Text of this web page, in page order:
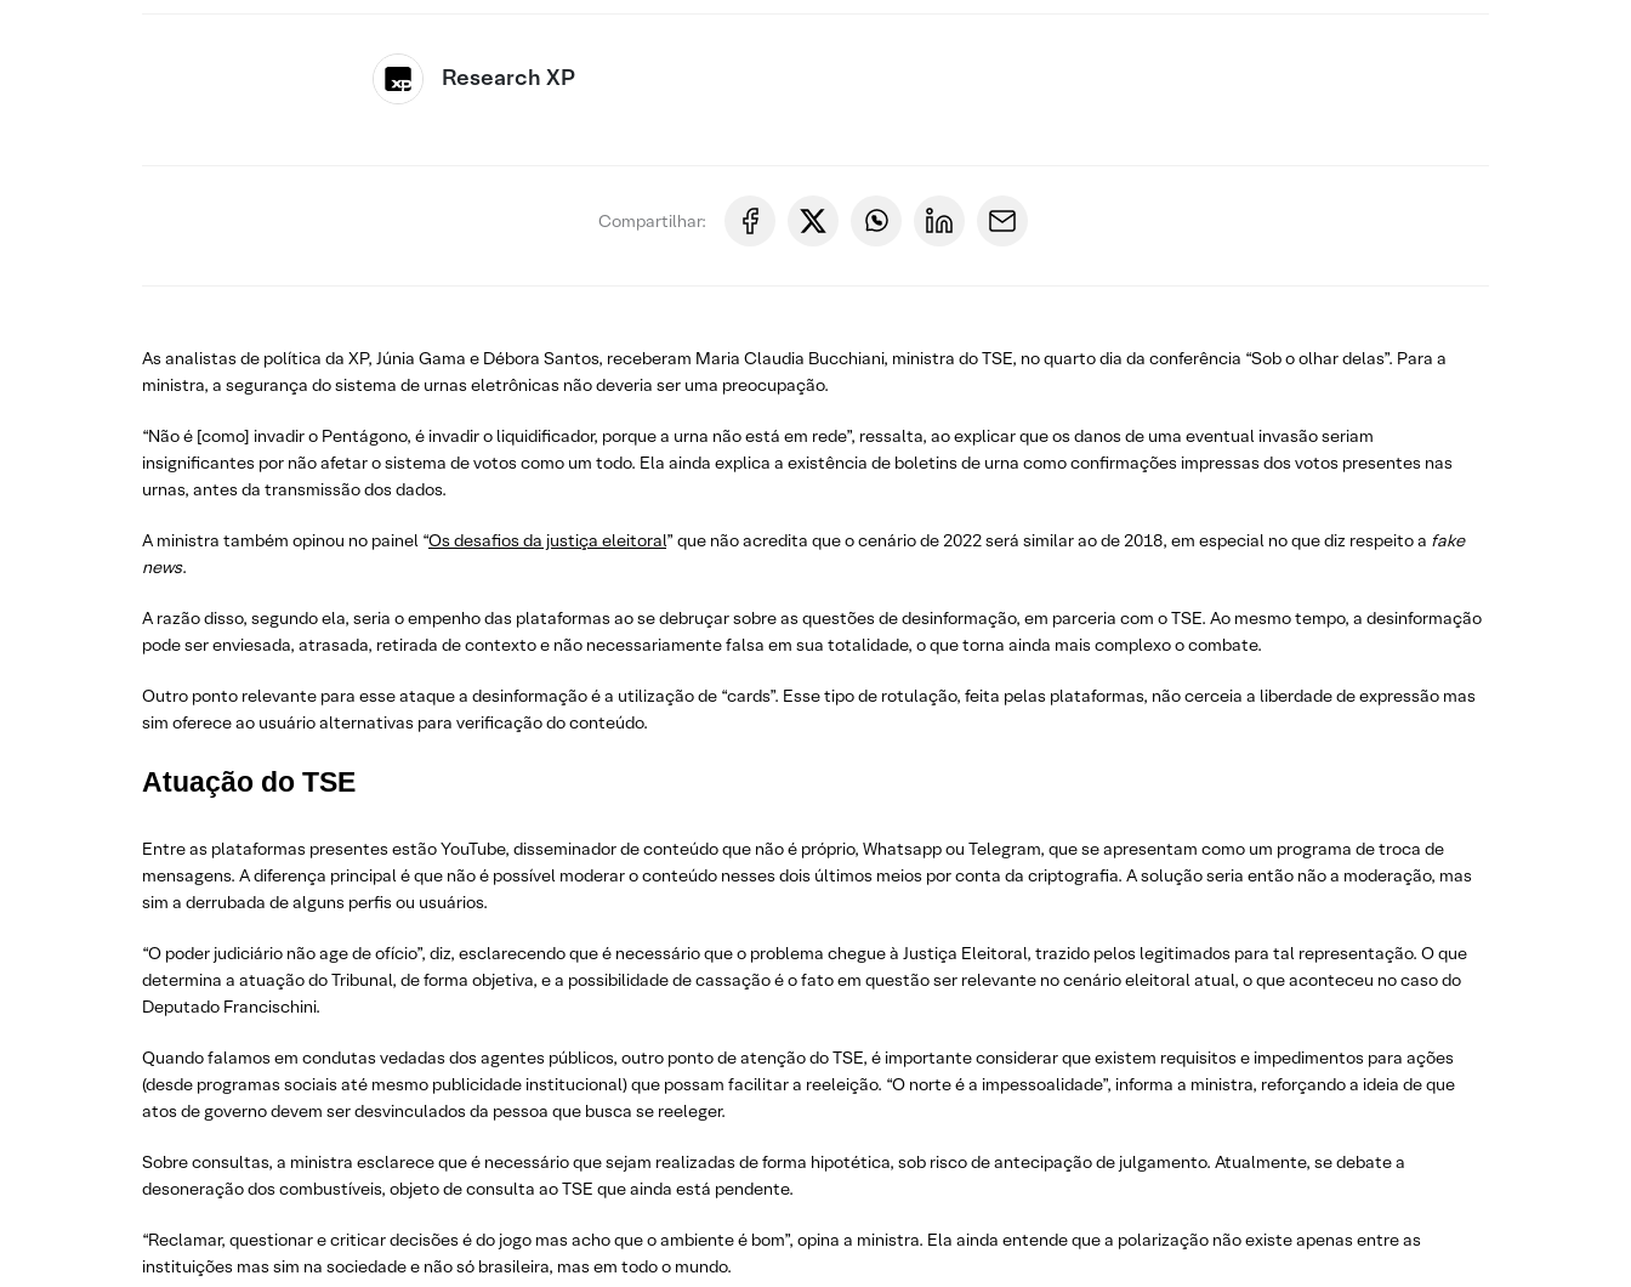
Research XP
Compartilhar:
As analistas de política da XP, Júnia Gama e Débora Santos, receberam Maria Claudia Bucchiani, ministra do TSE, no quarto dia da conferência “Sob o olhar delas”. Para a
ministra, a segurança do sistema de urnas eletrônicas não deveria ser uma preocupação.
“Não é [como] invadir o Pentágono, é invadir o liquidificador, porque a urna não está em rede”, ressalta, ao explicar que os danos de uma eventual invasão seriam
insignificantes por não afetar o sistema de votos como um todo. Ela ainda explica a existência de boletins de urna como confirmações impressas dos votos presentes nas
urnas, antes da transmissão dos dados.
A ministra também opinou no painel “Os desafios da justiça eleitoral” que não acredita que o cenário de 2022 será similar ao de 2018, em especial no que diz respeito a fake
news.
A razão disso, segundo ela, seria o empenho das plataformas ao se debruçar sobre as questões de desinformação, em parceria com o TSE. Ao mesmo tempo, a desinformação
pode ser enviesada, atrasada, retirada de contexto e não necessariamente falsa em sua totalidade, o que torna ainda mais complexo o combate.
Outro ponto relevante para esse ataque a desinformação é a utilização de “cards”. Esse tipo de rotulação, feita pelas plataformas, não cerceia a liberdade de expressão mas
sim oferece ao usuário alternativas para verificação do conteúdo.
Atuação do TSE
Entre as plataformas presentes estão YouTube, disseminador de conteúdo que não é próprio, Whatsapp ou Telegram, que se apresentam como um programa de troca de
mensagens. A diferença principal é que não é possível moderar o conteúdo nesses dois últimos meios por conta da criptografia. A solução seria então não a moderação, mas
sim a derrubada de alguns perfis ou usuários.
“O poder judiciário não age de ofício”, diz, esclarecendo que é necessário que o problema chegue à Justiça Eleitoral, trazido pelos legitimados para tal representação. O que
determina a atuação do Tribunal, de forma objetiva, e a possibilidade de cassação é o fato em questão ser relevante no cenário eleitoral atual, o que aconteceu no caso do
Deputado Francischini.
Quando falamos em condutas vedadas dos agentes públicos, outro ponto de atenção do TSE, é importante considerar que existem requisitos e impedimentos para ações
(desde programas sociais até mesmo publicidade institucional) que possam facilitar a reeleição. “O norte é a impessoalidade”, informa a ministra, reforçando a ideia de que
atos de governo devem ser desvinculados da pessoa que busca se reeleger.
Sobre consultas, a ministra esclarece que é necessário que sejam realizadas de forma hipotética, sob risco de antecipação de julgamento. Atualmente, se debate a
desoneração dos combustíveis, objeto de consulta ao TSE que ainda está pendente.
“Reclamar, questionar e criticar decisões é do jogo mas acho que o ambiente é bom”, opina a ministra. Ela ainda entende que a polarização não existe apenas entre as
instituições mas sim na sociedade e não só brasileira, mas em todo o mundo.